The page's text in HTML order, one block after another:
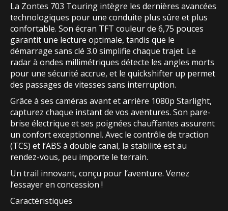
La Zontes 703 Touring intègre les dernières avancées
technologiques pour une conduite plus sûre et plus
confortable. Son écran TFT couleur de 6,75 pouces
garantit une lecture optimale, tandis que le
démarrage sans clé 3.0 simplifie chaque trajet. Le
radar à ondes millimétriques détecte les angles morts
pour une sécurité accrue, et le quickshifter up permet
des passages de vitesses sans interruption.
Grâce à ses caméras avant et arrière 1080p Starlight,
capturez chaque instant de vos aventures. Son pare-
brise électrique et ses poignées chauffantes assurent
un confort exceptionnel. Avec le contrôle de traction
(TCS) et l’ABS à double canal, la stabilité est au
rendez-vous, peu importe le terrain.
Un trail innovant, conçu pour l’aventure. Venez
l’essayer en concession !
Caractéristiques